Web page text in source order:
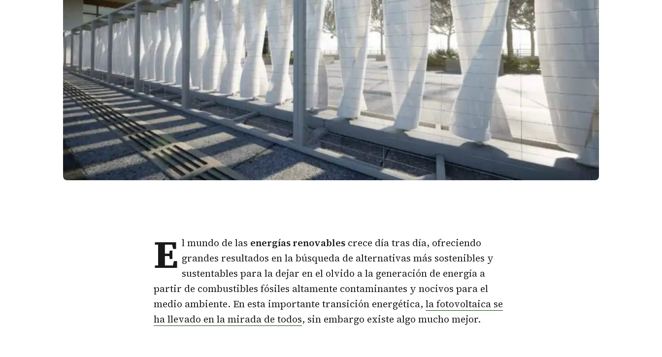
E l mundo de las energías renovables crece día tras día, ofreciendo
grandes resultados en la búsqueda de alternativas más sostenibles y
sustentables para la dejar en el olvido a la generación de energía a
partir de combustibles fósiles altamente contaminantes y nocivos para el
medio ambiente. En esta importante transición energética, la fotovoltaica se
ha llevado en la mirada de todos, sin embargo existe algo mucho mejor.